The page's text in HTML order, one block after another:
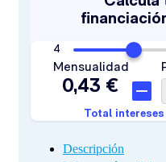
Descripción